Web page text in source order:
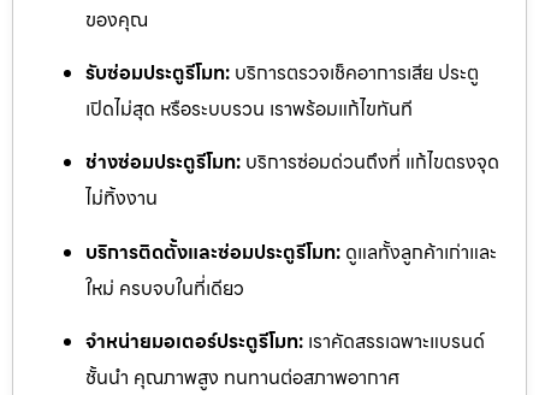
ของคุณ
รับซ่อมประตูรีโมท: บริการตรวจเช็คอาการเสีย ประตู
เปิดไม่สุด หรือระบบรวน เราพร้อมแก้ไขทันที
ช่างซ่อมประตูรีโมท: บริการซ่อมด่วนถึงที่ แก้ไขตรงจุด
ไม่ทิ้งงาน
บริการติดตั้งและซ่อมประตูรีโมท: ดูแลทั้งลูกค้าเก่าและ
ใหม่ ครบจบในที่เดียว
จำหน่ายมอเตอร์ประตูรีโมท: เราคัดสรรเฉพาะแบรนด์
ชั้นนำ คุณภาพสูง ทนทานต่อสภาพอากาศ